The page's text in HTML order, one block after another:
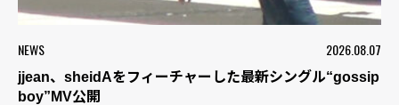
NEWS 2026.08.07
jjean、sheidAをフィーチャーした最新シングル“gossip
boy”MV公開